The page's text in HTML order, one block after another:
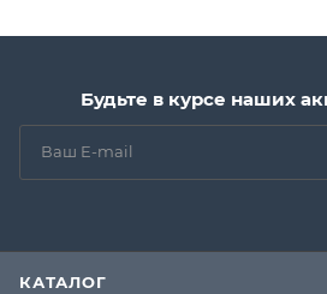
Будьте в курсе наших
КАТАЛОГ